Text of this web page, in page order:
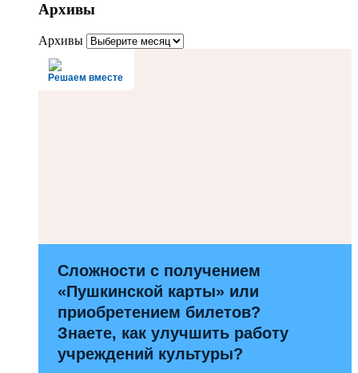
Архивы
Архивы
Решаем вместе
Сложности с получением
«Пушкинской карты» или
приобретением билетов?
Знаете, как улучшить работу
учреждений культуры?